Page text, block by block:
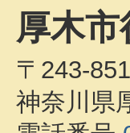
厚木市
〒243-
神奈川県